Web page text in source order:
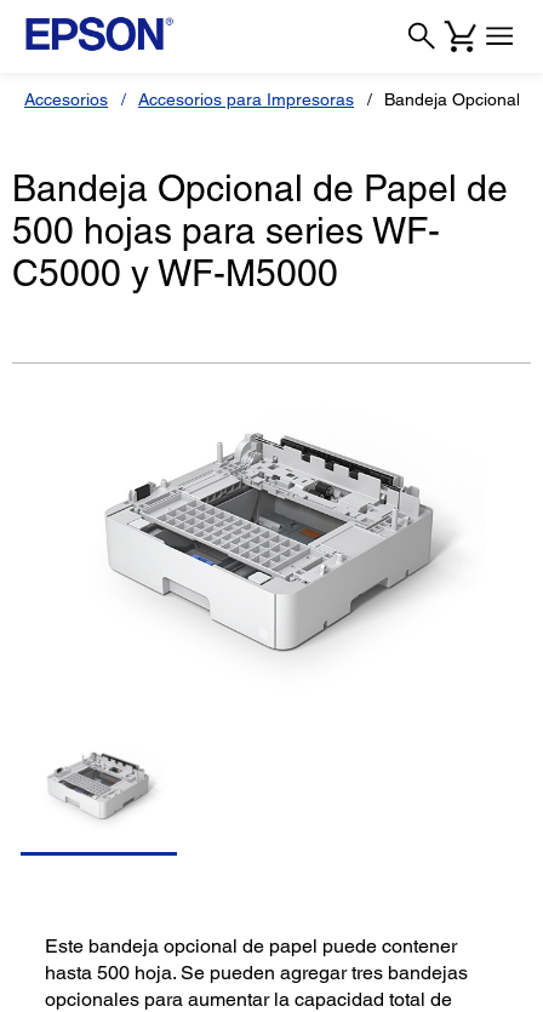
Accesorios Accesorios para Impresoras Bandeja Opcional
Bandeja Opcional de Papel de
500 hojas para series WF-
C5000 y WF-M5000
Este bandeja opcional de papel puede contener
hasta 500 hoja. Se pueden agregar tres bandejas
opcionales para aumentar la capacidad total de